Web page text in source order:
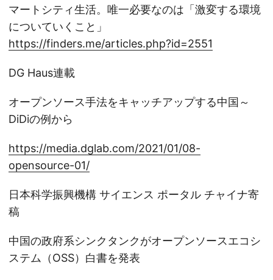
マートシティ生活。唯一必要なのは「激変する環境
についていくこと」
https://finders.me/articles.php?id=2551
DG Haus連載
オープンソース手法をキャッチアップする中国～
DiDiの例から
https://media.dglab.com/2021/01/08-
opensource-01/
日本科学振興機構 サイエンス ポータル チャイナ寄
稿
中国の政府系シンクタンクがオープンソースエコシ
ステム（OSS）白書を発表